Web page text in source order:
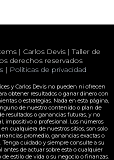
| Carlos Devis | Taller de
derechos reservados
| Políticas de privacidad
y Carlos Devis no pueden ni ofrecen
obtener resultados o ganar dinero con
o estrategias. Nada en esta página,
de nuestro contenido o plan de
resultados o ganancias futuras, y no
impositivo o profesional. Los números
cualquiera de nuestros sitios, son solo
promedio, ganancias exactas o
cuidado y siempre consulte a su
antes de actuar sobre esta o cualquier
estilo de vida o su negocio o finanzas.